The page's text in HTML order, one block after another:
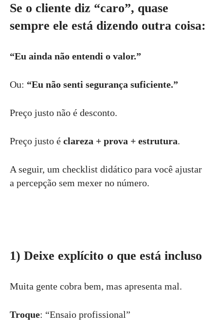
Se o cliente diz “caro”, quase
sempre ele está dizendo outra coisa:
“Eu ainda não entendi o valor.”
Ou: “Eu não senti segurança suficiente.”
Preço justo não é desconto.
Preço justo é clareza + prova + estrutura.
A seguir, um checklist didático para você ajustar
a percepção sem mexer no número.
1) Deixe explícito o que está incluso
Muita gente cobra bem, mas apresenta mal.
Troque: “Ensaio profissional”